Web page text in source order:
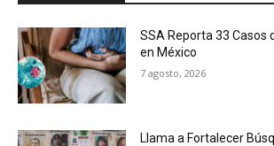
SSA Reporta 33 Casos
en México
7 agosto, 2026
Llama a Fortalecer